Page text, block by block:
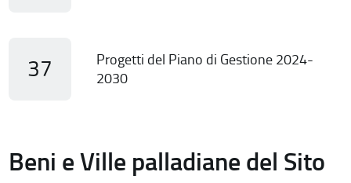
37
Progetti del Piano di Gestione 2024-
2030
Beni e Ville palladiane del Sito